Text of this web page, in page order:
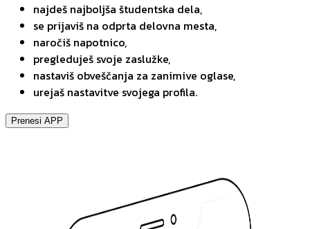
najdeš najboljša študentska dela,
se prijaviš na odprta delovna mesta,
naročiš napotnico,
pregleduješ svoje zaslužke,
nastaviš obveščanja za zanimive oglase,
urejaš nastavitve svojega profila.
Prenesi APP